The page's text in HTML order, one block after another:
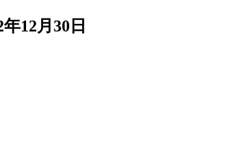
年12月30日